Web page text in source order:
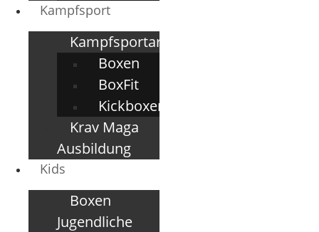
Kampfsport
Kampfsportarten
Boxen
BoxFit
Kickboxen
Krav Maga
Ausbildung
Kids
Boxen
Jugendliche